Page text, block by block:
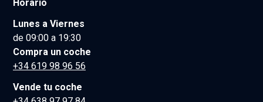
Horario
Lunes a Viernes
de 09:00 a 19:30
Compra un coche
+34 619 98 96 56
Vende tu coche